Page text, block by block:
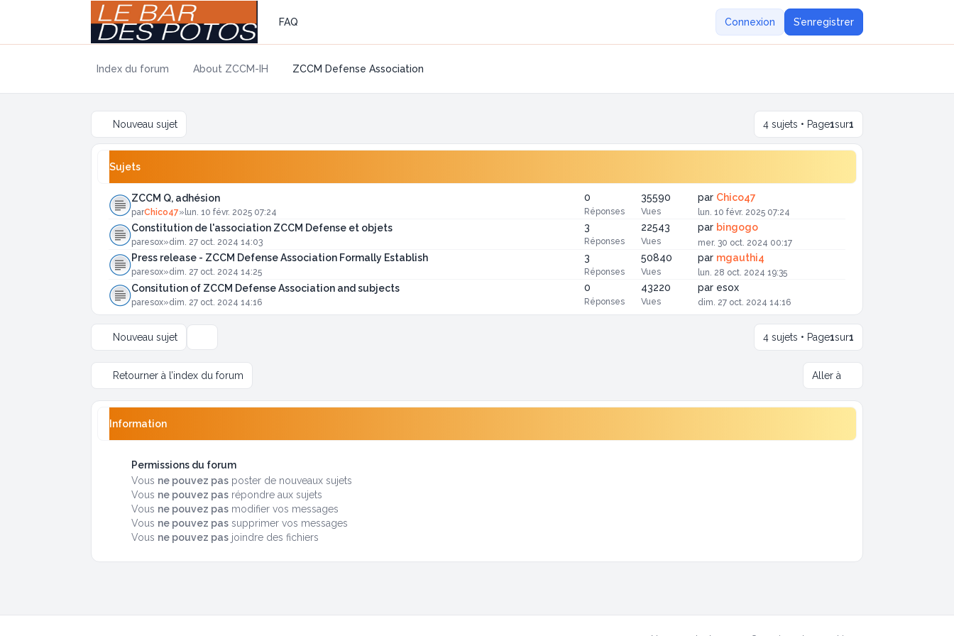
FAQ Connexion S’enregistrer
Index du forum About ZCCM-IH ZCCM Defense Association
Nouveau sujet 4 sujets • Page1sur1
Sujets
ZCCM Q, adhésion
parChico47» lun. 10 févr. 2025 07:24
0
Réponses
35590
Vues
par Chico47
lun. 10 févr. 2025 07:24
Constitution de l'association ZCCM Defense et objets
paresox»dim. 27 oct. 2024 14:03
3
Réponses
22543
Vues
par bingogo
mer. 30 oct. 2024 00:17
Press release - ZCCM Defense Association Formally Establish
paresox»dim. 27 oct. 2024 14:25
3
Réponses
50840
Vues
par mgauthi4
lun. 28 oct. 2024 19:35
Consitution of ZCCM Defense Association and subjects
paresox»dim. 27 oct. 2024 14:16
0
Réponses
43220
Vues
par esox
dim. 27 oct. 2024 14:16
Nouveau sujet 4 sujets • Page1sur1
Retourner à l’index du forum Aller à
Information
Permissions du forum
Vous ne pouvez pas poster de nouveaux sujets
Vous ne pouvez pas répondre aux sujets
Vous ne pouvez pas modifier vos messages
Vous ne pouvez pas supprimer vos messages
Vous ne pouvez pas joindre des fichiers